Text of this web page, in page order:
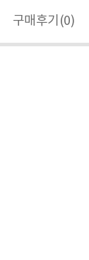
구매후기(0)